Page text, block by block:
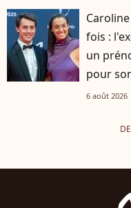
fois :
un
pour
6 août 2026